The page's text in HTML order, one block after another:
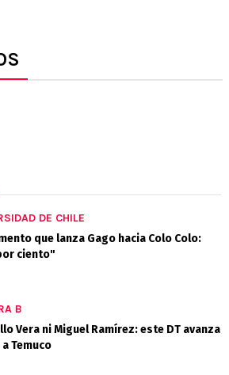
DE CHILE
que lanza Gago hacia Colo Colo:
ciento"
B
Vera ni Miguel Ramírez: este DT avanza
Temuco